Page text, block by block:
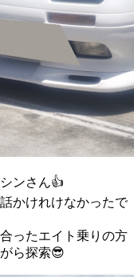
ンさん👍
かけれけなかったで
ったエイト乗りの方
ら探索😎